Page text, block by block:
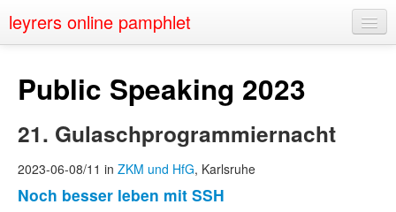
leyrers online pamphlet
About
Public Speaking
Nerd Events
Contact
Public Speaking 2023
21. Gulaschprogrammiernacht
2023-06-08/11 in ZKM und HfG, Karlsruhe
Noch besser leben mit SSH